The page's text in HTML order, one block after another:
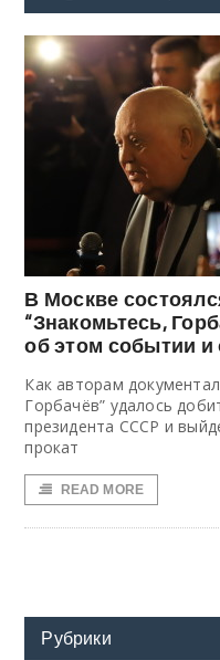
В Москве
“Знакомьтесь,
об этом событии
Как авторам
Горбачёв” удалось
президента СССР и
прокат
READ MORE
Рубрики